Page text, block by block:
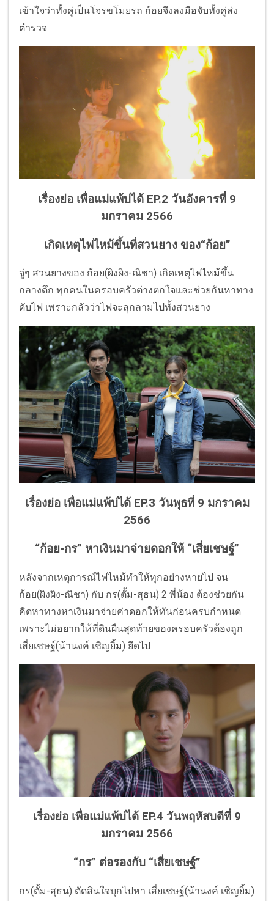
เข้าใจว่าทั้งคู่เป็นโจรขโมยรถ ก้อยจึงลงมือจับทั้งคู่ส่ง
ตำรวจ
เรื่องย่อ เพื่อแม่แพ้บ่ได้ EP.2 วันอังคารที่ 9
มกราคม 2566
เกิดเหตุไฟไหม้ขึ้นที่สวนยาง ของ“ก้อย”
จู่ๆ สวนยางของ ก้อย(ผิงผิง-ณิชา) เกิดเหตุไฟไหม้ขึ้น
กลางดึก ทุกคนในครอบครัวต่างตกใจและช่วยกันหาทาง
ดับไฟ เพราะกลัวว่าไฟจะลุกลามไปทั้งสวนยาง
เรื่องย่อ เพื่อแม่แพ้บ่ได้ EP.3 วันพุธที่ 9 มกราคม
2566
“ก้อย-กร” หาเงินมาจ่ายดอกให้ “เสี่ยเชษฐ์”
หลังจากเหตุการณ์ไฟไหม้ทำให้ทุกอย่างหายไป จน
ก้อย(ผิงผิง-ณิชา) กับ กร(ตั้ม-สุธน) 2 พี่น้อง ต้องช่วยกัน
คิดหาทางหาเงินมาจ่ายค่าดอกให้ทันก่อนครบกำหนด
เพราะไม่อยากให้ที่ดินผืนสุดท้ายของครอบครัวต้องถูก
เสี่ยเชษฐ์(น้านงค์ เชิญยิ้ม) ยึดไป
เรื่องย่อ เพื่อแม่แพ้บ่ได้ EP.4 วันพฤหัสบดีที่ 9
มกราคม 2566
“กร” ต่อรองกับ “เสี่ยเชษฐ์”
กร(ตั้ม-สุธน) ตัดสินใจบุกไปหา เสี่ยเชษฐ์(น้านงค์ เชิญยิ้ม)